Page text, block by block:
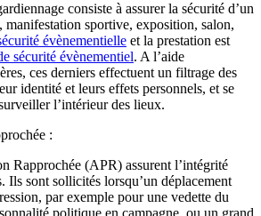
consiste à assurer la sécurité d’un
manifestation sportive, exposition, salon,
évènementielle et la prestation est
sécurité évènementiel. A l’aide
ces derniers effectuent un filtrage des
identité et leurs effets personnels, et se
l’intérieur des lieux.
:
Rapprochée (APR) assurent l’intégrité
Ils sont sollicités lorsqu’un déplacement
par exemple pour une vedette du